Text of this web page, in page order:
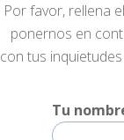
Por favor, rellena
ponernos en
con tus
Tu